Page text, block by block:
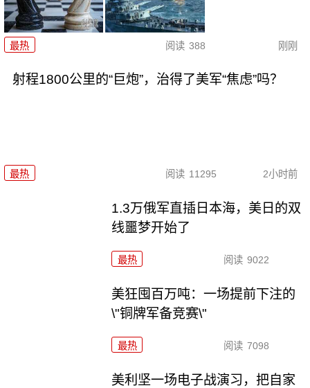
最热 阅读 388 刚刚
射程1800公里的“巨炮”，治得了美军“焦虑”吗？
最热 阅读 11295 2小时前
1.3万俄军直插日本海，美日的双
线噩梦开始了
最热 阅读 9022
美狂囤百万吨：一场提前下注的
\"铜牌军备竞赛\"
最热 阅读 7098
美利坚一场电子战演习，把自家